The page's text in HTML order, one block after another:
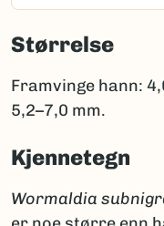
Størrelse
Framvinge hann:
5,2–7,0 mm.
Kjennetegn
Wormaldia